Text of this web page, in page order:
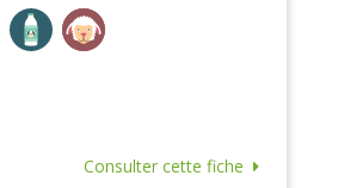
Consulter cette fiche